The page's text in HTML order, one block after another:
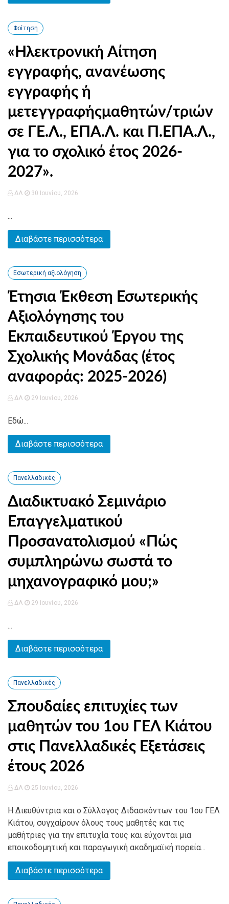
Φοίτηση
«Ηλεκτρονική Αίτηση
εγγραφής, ανανέωσης
εγγραφής ή
μετεγγραφήςμαθητών/τριών
σε ΓΕ.Λ., ΕΠΑ.Λ. και Π.ΕΠΑ.Λ.,
για το σχολικό έτος 2026-
2027».
ΔΛ 30 Ιουνίου, 2026
...
Διαβάστε περισσότερα
Εσωτερική αξιολόγηση
Έτησια Έκθεση Εσωτερικής
Αξιολόγησης του
Εκπαιδευτικού Έργου της
Σχολικής Μονάδας (έτος
αναφοράς: 2025-2026)
ΔΛ 29 Ιουνίου, 2026
Εδώ...
Διαβάστε περισσότερα
Πανελλαδικές
Διαδικτυακό Σεμινάριο
Επαγγελματικού
Προσανατολισμού «Πώς
συμπληρώνω σωστά το
μηχανογραφικό μου;»
ΔΛ 29 Ιουνίου, 2026
...
Διαβάστε περισσότερα
Πανελλαδικές
Σπουδαίες επιτυχίες των
μαθητών του 1ου ΓΕΛ Κιάτου
στις Πανελλαδικές Εξετάσεις
έτους 2026
ΔΛ 25 Ιουνίου, 2026
Η Διευθύντρια και ο Σύλλογος Διδασκόντων του 1ου ΓΕΛ
Κιάτου, συγχαίρουν όλους τους μαθητές και τις
μαθήτριες για την επιτυχία τους και εύχονται μια
εποικοδομητική και παραγωγική ακαδημαϊκή πορεία...
Διαβάστε περισσότερα